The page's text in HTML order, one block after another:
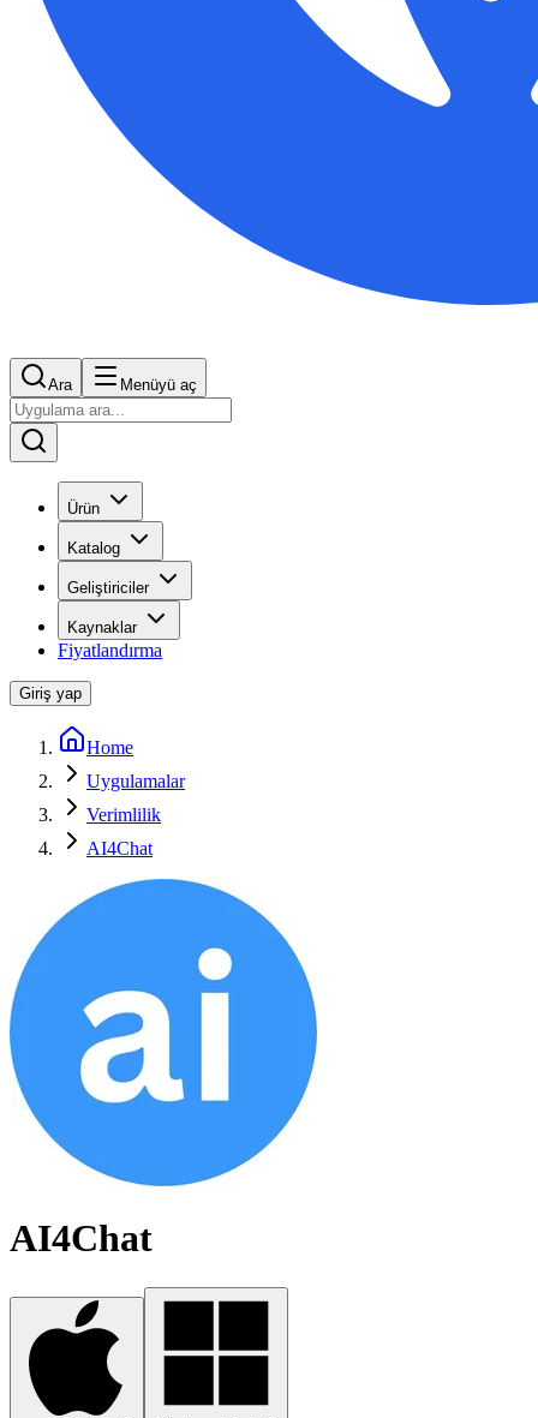
Ara Menüyü aç
Ürün
Katalog
Geliştiriciler
Kaynaklar
Fiyatlandırma
Giriş yap
Home
Uygulamalar
Verimlilik
AI4Chat
AI4Chat